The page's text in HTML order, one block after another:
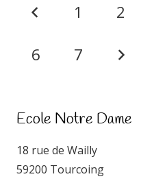
1 2
6 7
Ecole Notre Dame
18 rue de Wailly
59200 Tourcoing